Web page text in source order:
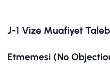
J-1 Vize Muafiyet
Etmemesi (No